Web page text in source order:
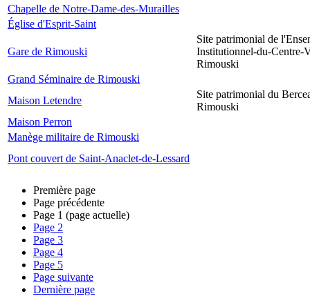
Chapelle de Notre-Dame-des-Murailles
Église d'Esprit-Saint
Gare de Rimouski
Site patrimonial de
Institutionnel-du-Centre-
Rimouski
Grand Séminaire de Rimouski
Maison Letendre
Site patrimonial du
Rimouski
Maison Perron
Manège militaire de Rimouski
Pont couvert de Saint-Anaclet-de-Lessard
Première page
Page précédente
Page 1 (page actuelle)
Page 2
Page 3
Page 4
Page 5
Page suivante
Dernière page